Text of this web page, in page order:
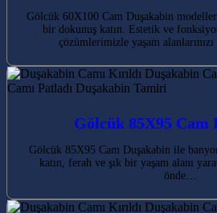
Gölcük 60X100 Cam Duşakabin
bir dokunuş katın. Estetik ve
çözümlerimizle yaşam
Gölcük 85X95 Cam
Gölcük 85X95 Cam Duşakabin ile
katın, ferah ve şık bir yaşam alanı
önde…